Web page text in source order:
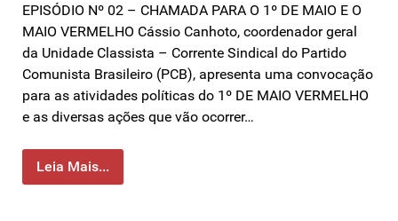
EPISÓDIO Nº 02 – CHAMADA PARA O 1º DE MAIO E O
MAIO VERMELHO Cássio Canhoto, coordenador geral
da Unidade Classista – Corrente Sindical do Partido
Comunista Brasileiro (PCB), apresenta uma convocação
para as atividades políticas do 1º DE MAIO VERMELHO
e as diversas ações que vão ocorrer…
Leia Mais...